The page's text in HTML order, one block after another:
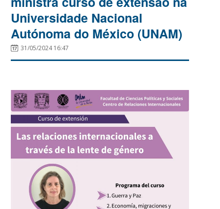
Universidade Nacional
Autónoma do México (UNAM)
31/05/2024 16:47